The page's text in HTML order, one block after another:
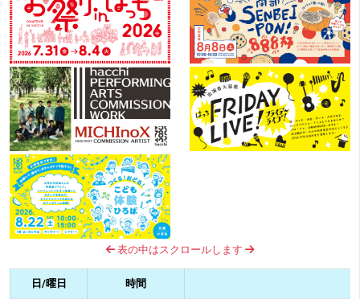
表の中はスクロールします
日/曜日 時間